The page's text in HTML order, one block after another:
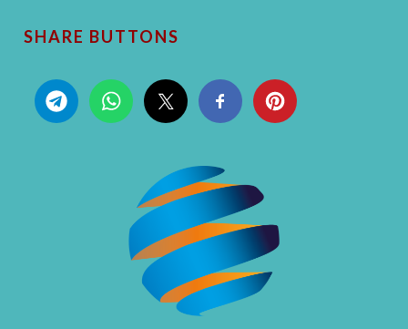
SHARE BUTTONS